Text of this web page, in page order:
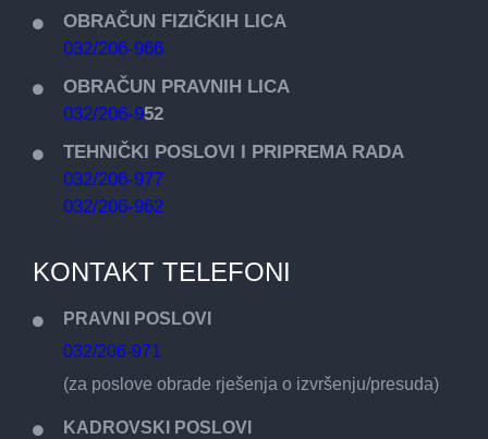
OBRAČUN FIZIČKIH LICA
032/206-966
OBRAČUN PRAVNIH LICA
032/206-952
TEHNIČKI POSLOVI I PRIPREMA RADA
032/206-977
032/206-962
KONTAKT TELEFONI
PRAVNI POSLOVI
032/206-971
(za poslove obrade rješenja o izvršenju/presuda)
KADROVSKI POSLOVI